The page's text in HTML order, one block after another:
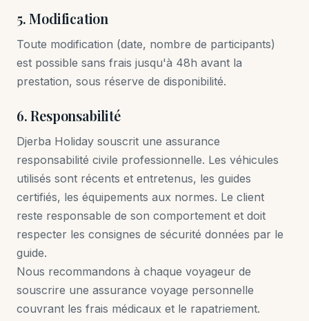
5. Modification
Toute modification (date, nombre de participants)
est possible sans frais jusqu'à 48h avant la
prestation, sous réserve de disponibilité.
6. Responsabilité
Djerba Holiday souscrit une assurance
responsabilité civile professionnelle. Les véhicules
utilisés sont récents et entretenus, les guides
certifiés, les équipements aux normes. Le client
reste responsable de son comportement et doit
respecter les consignes de sécurité données par le
guide.
Nous recommandons à chaque voyageur de
souscrire une assurance voyage personnelle
couvrant les frais médicaux et le rapatriement.